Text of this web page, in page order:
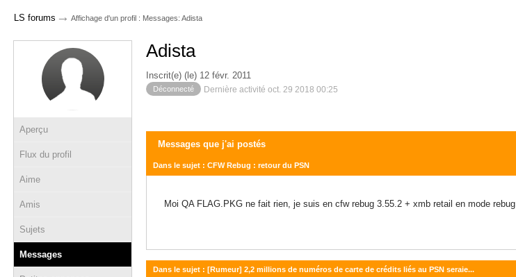
LS forums → Affichage d'un profil : Messages: Adista
Aperçu
Flux du profil
Aime
Amis
Sujets
Messages
Adista
Inscrit(e) (le) 12 févr. 2011
Déconnecté Dernière activité oct. 29 2018 00:25
Messages que j'ai postés
Dans le sujet : CFW Rebug : retour du PSN
Moi QA FLAG.PKG ne fait rien, je suis en cfw rebug 3.55.2 + xmb retail en mode rebug
Dans le sujet : [Rumeur] 2,2 millions de numéros de carte de crédits liés au PSN seraie...